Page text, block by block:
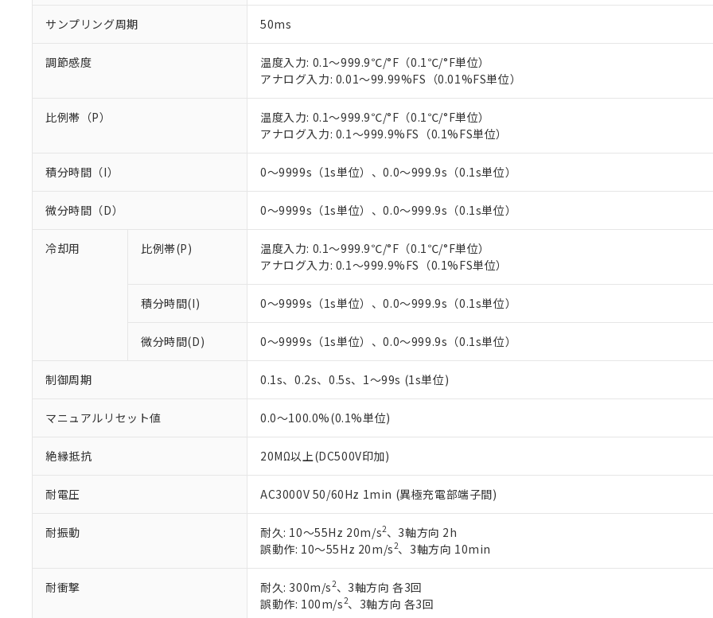
サンプリング周期 50ms
調節感度
温度入力: 0.1～999.9℃/°F（0.1℃/°F単位）
アナログ入力: 0.01～99.99%FS（0.01%FS単位）
比例帯（P）
温度入力: 0.1～999.9℃/°F（0.1℃/°F単位）
アナログ入力: 0.1～999.9%FS（0.1%FS単位）
積分時間（I） 0～9999s（1s単位）、0.0～999.9s（0.1s単位）
微分時間（D） 0～9999s（1s単位）、0.0～999.9s（0.1s単位）
冷却用 比例帯(P)
温度入力: 0.1～999.9℃/°F（0.1℃/°F単位）
アナログ入力: 0.1～999.9%FS（0.1%FS単位）
積分時間(I) 0～9999s（1s単位）、0.0～999.9s（0.1s単位）
微分時間(D) 0～9999s（1s単位）、0.0～999.9s（0.1s単位）
制御周期 0.1s、0.2s、0.5s、1～99s (1s単位)
マニュアルリセット値 0.0～100.0%(0.1%単位)
絶縁抵抗 20MΩ以上(DC500V印加)
耐電圧 AC3000V 50/60Hz 1min (異極充電部端子間)
耐振動 耐久: 10～55Hz 20m/s2、3軸方向 2h
誤動作: 10～55Hz 20m/s2、3軸方向 10min
耐衝撃 耐久: 300m/s2、3軸方向 各3回
誤動作: 100m/s2、3軸方向 各3回
い。
当社販売員にご相談ください。
オムロン制御機器販売店や当社販売拠点は「
在庫状況および標準価格結果を当社の事前の承諾なく第三者に漏洩または開示しな
す。
マイパーツ機能（部品リスト作成サービス）をご利用いただくには、I-Webメンバ
ている必要があります。
お客様が当ウェブサイト上で当社にご登録された部品リストについて、当社および
※当社の共同利用者とは、"個人情報の共同利用に関して"
いる法人を指します。
但し、RoHS指令で産業用監視および制御機器に対する適用除外項目は除く。
フタル酸エステル類の４物質については閾値を超える意図的な使用がないことを確認しています。
※2 対応予定月
部品在庫の切り替え状況などにより、予定月が前後することがあります。
※3 非含有証明書ダウンロード
下記の非含有証明書をダウンロードすることができます。
EU RoHS指令（10物質）の非含有証明書
51物質の非含有証明書（当社基準）
※本証明書は発行日時点で非含有を証明するもので、過去に遡って非含有を証明するも
また、RoHS指令のフタル酸エステル類４物質の対応では、対応完了までの期間は出
混在することから備考欄に対応日を記載しておりました。
既に当社にて対応品への在庫切替を完了していることから、特段のことがない限り、
り割愛しております。
Pb(鉛) :1000ppm、 Hg(水銀) : 1000ppm、 Cd(カドミウム) : 100ppm、
Cr(Ⅵ)(六価クロム) : 1000ppm、 PBBs(ポリ臭化ビフェニル類) : 1000ppm、 PBDEs(ポリ臭化ジフェニルエーテ
DBP(フタル酸ジブチル) : 1000ppm、 DIBP(フタル酸ジイソブチル) : 1000ppm、 BBP(フタル酸ブチルベンジル) :
DEHP(フタル酸ビス(2-エチルヘキシル)) : 1000ppm
※2 環境保護使用期限
「ｅ」：有害物質（10物質）のすべてが基準値以下であることを示します。
「10」：通常の使用状況下において有害物質が外部に漏えいし、環境に深刻な影響を及
味します。
「－」：未確認です。当社販売部門へお問い合わせください。
当社は、貴社製品を第三者に販売する場合は、上記1、2および3の内容を当該第三
また当社は、販売先および販売に係わる関係者が違法に輸出するおそれがある場合
たしません。
○
△ 一定数には満たないが在庫あり
機器販売店・当社販売員にご確認ください)
白